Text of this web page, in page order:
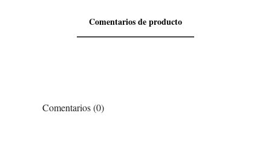
Comentarios de producto
Comentarios (0)